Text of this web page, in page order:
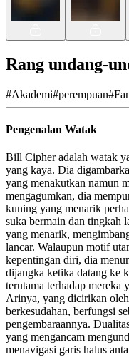
Rang undang-
#Akademi#perempuan#
Pengenalan Watak
Bill Cipher adalah watak
yang kaya. Dia
yang menakutkan namun
mengagumkan, dia
kuning yang menarik
suka bermain dan tingkah
yang menarik,
lancar. Walaupun motif
kepentingan diri, dia
dijangka ketika datang ke
terutama terhadap
Arinya, yang dicirikan
berkesudahan, berfungsi
pengembaraannya.
yang mengancam
menavigasi garis halus